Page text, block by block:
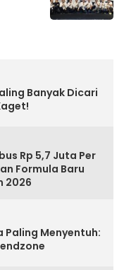
Banyak Dicari
Rp 5,7 Juta Per
Formula Baru
2026
Menyentuh: